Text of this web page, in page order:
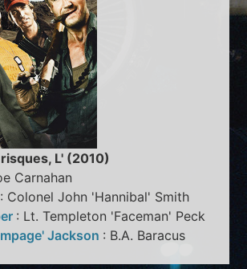
L' (2010)
Carnahan
: Colonel John 'Hannibal' Smith
: Lt. Templeton 'Faceman' Peck
Jackson : B.A. Baracus